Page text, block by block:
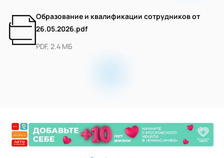
Образование и квалификации сотрудников от
26.05.2026.pdf
PDF, 2.4 МБ